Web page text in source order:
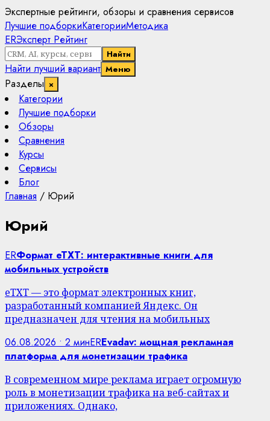
Экспертные рейтинги, обзоры и сравнения сервисов
Лучшие подборкиКатегорииМетодика
ERЭксперт Рейтинг
Найти
Найти лучший вариант Меню
Разделы ×
Категории
Лучшие подборки
Обзоры
Сравнения
Курсы
Сервисы
Блог
Главная / Юрий
Юрий
ERФормат eTXT: интерактивные книги для
мобильных устройств
eTXT — это формат электронных книг,
разработанный компанией Яндекс. Он
предназначен для чтения на мобильных
06.08.2026 • 2 минEREvadav: мощная рекламная
платформа для монетизации трафика
В современном мире реклама играет огромную
роль в монетизации трафика на веб-сайтах и
приложениях. Однако,